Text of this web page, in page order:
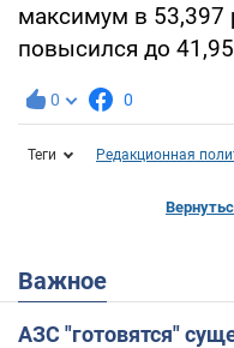
максимум в 53,397
повысился до
0 0
Теги Редакционная
Важное
АЗС "готовятся"